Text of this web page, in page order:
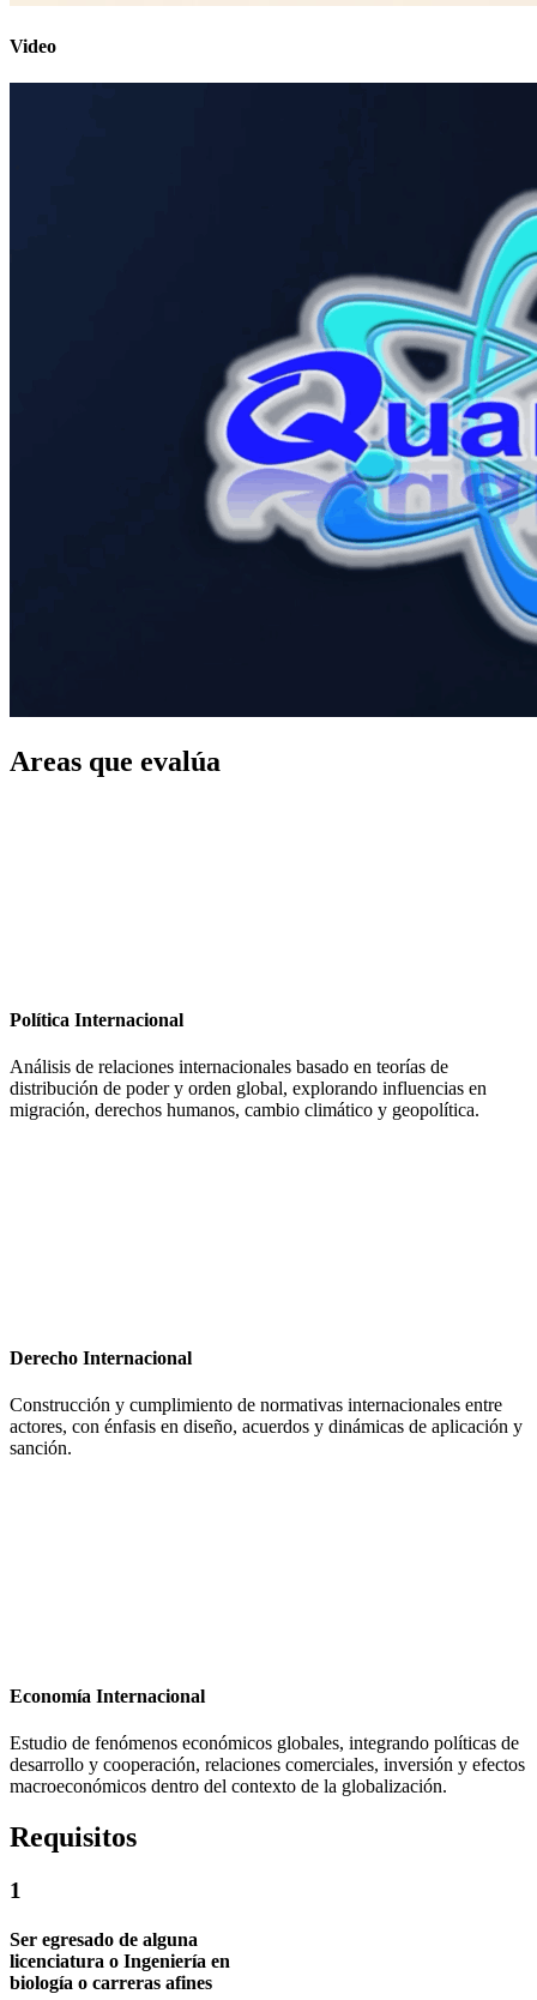
Video
Areas que evalúa
Política Internacional
Análisis de relaciones internacionales basado en teorías de
distribución de poder y orden global, explorando influencias en
migración, derechos humanos, cambio climático y geopolítica.
Derecho Internacional
Construcción y cumplimiento de normativas internacionales entre
actores, con énfasis en diseño, acuerdos y dinámicas de aplicación y
sanción.
Economía Internacional
Estudio de fenómenos económicos globales, integrando políticas de
desarrollo y cooperación, relaciones comerciales, inversión y efectos
macroeconómicos dentro del contexto de la globalización.
Requisitos
1
Ser egresado de alguna
licenciatura o Ingeniería en
biología o carreras afines